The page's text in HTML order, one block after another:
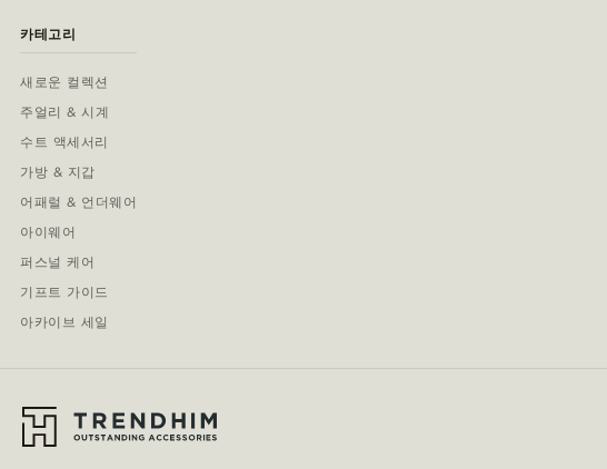
카테고리
새로운 컬렉션
주얼리 & 시계
수트 액세서리
가방 & 지갑
어패럴 & 언더웨어
아이웨어
퍼스널 케어
기프트 가이드
아카이브 세일